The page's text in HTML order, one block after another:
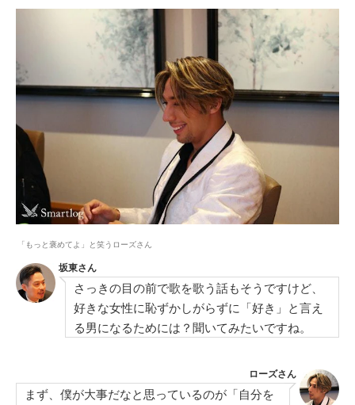
「もっと褒めてよ」と笑うローズさん
坂東さん
さっきの目の前で歌を歌う話もそうですけど、
好きな女性に恥ずかしがらずに「好き」と言え
る男になるためには？聞いてみたいですね。
ローズさん
まず、僕が大事だなと思っているのが「自分を